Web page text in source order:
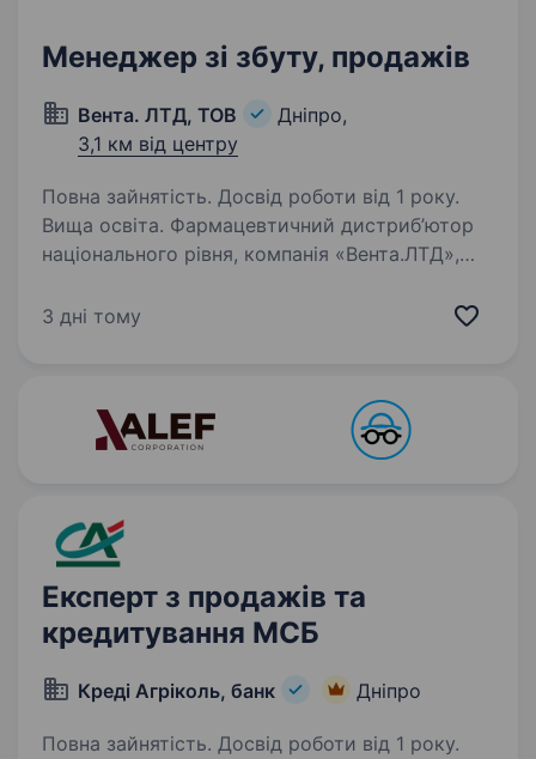
Менеджер зі збуту, продажів
Вента. ЛТД, ТОВ
Дніпро,
3,1 км від центру
Повна зайнятість. Досвід роботи від 1 року.
Вища освіта. Фармацевтичний дистриб’ютор
національного рівня, компанія «Вента.ЛТД»,
посади —менеджера зі збуту (продажів)
3 дні тому
Експерт з продажів та
кредитування МСБ
Креді Агріколь, банк Дніпро
Повна зайнятість. Досвід роботи від 1 року.